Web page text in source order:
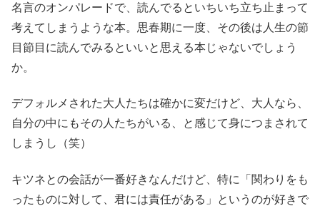
名言のオンパレードで、読んでるといちいち立ち止まって
考えてしまうような本。思春期に一度、その後は人生の節
目節目に読んでみるといいと思える本じゃないでしょう
か。
デフォルメされた大人たちは確かに変だけど、大人なら、
自分の中にもその人たちがいる、と感じて身につまされて
しまうし（笑）
キツネとの会話が一番好きなんだけど、特に「関わりをも
ったものに対して、君には責任がある」というのが好きで